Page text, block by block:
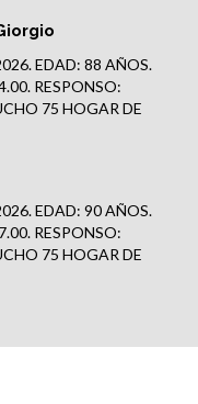
EDAD: 88 AÑOS.
RESPONSO:
75 HOGAR DE
EDAD: 90 AÑOS.
RESPONSO:
75 HOGAR DE